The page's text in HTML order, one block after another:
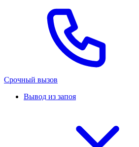
Срочный вызов
Вывод из запоя